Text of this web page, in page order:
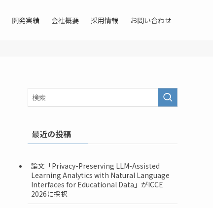
開発実績 会社概要 採用情報 お問い合わせ
最近の投稿
論文「Privacy-Preserving LLM-Assisted
Learning Analytics with Natural Language
Interfaces for Educational Data」がICCE
2026に採択